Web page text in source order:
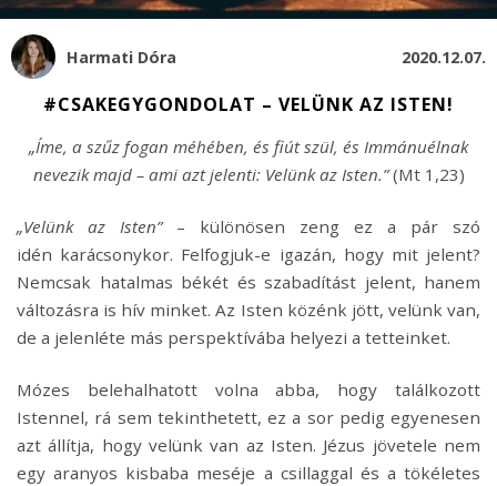
Harmati Dóra 2020.12.07.
#CSAKEGYGONDOLAT – VELÜNK AZ ISTEN!
„Íme, a szűz fogan méhében, és fiút szül, és Immánuélnak
nevezik majd – ami azt jelenti: Velünk az Isten.”(Mt 1,23)
„Velünk az Isten”– különösen zeng ez a pár szó
idén karácsonykor. Felfogjuk-e igazán, hogy mit jelent?
Nemcsak hatalmas békét és szabadítást jelent, hanem
változásra is hív minket. Az Isten közénk jött, velünk van,
de a jelenléte más perspektívába helyezi a tetteinket.
Mózes belehalhatott volna abba, hogy találkozott
Istennel, rá sem tekinthetett, ez a sor pedig egyenesen
azt állítja, hogy velünk van az Isten. Jézus jövetele nem
egy aranyos kisbaba meséje a csillaggal és a tökéletes